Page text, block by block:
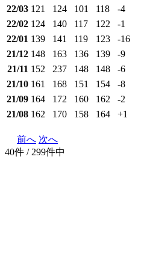
22/03 121 124 101 118 -4
22/02 124 140 117 122 -1
22/01 139 141 119 123 -16
21/12 148 163 136 139 -9
21/11 152 237 148 148 -6
21/10 161 168 151 154 -8
21/09 164 172 160 162 -2
21/08 162 170 158 164 +1
前へ 次へ
40件 / 299件中